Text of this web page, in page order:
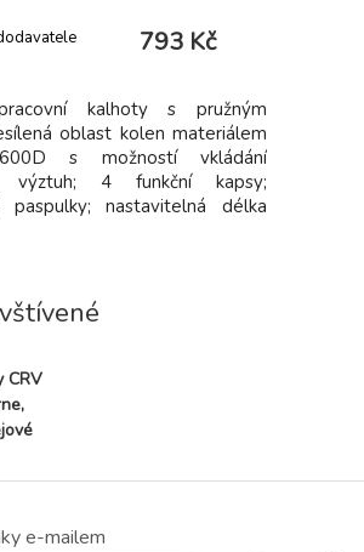
793 Kč
kalhoty s pružným
oblast kolen materiálem
s možností vkládání
výztuh; 4 funkční kapsy;
paspulky; nastavitelná délka
CRV
e-mailem